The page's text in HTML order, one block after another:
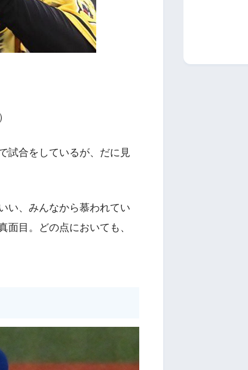
試合をしているが、だに見
い、みんなから慕われてい
目。どの点においても、